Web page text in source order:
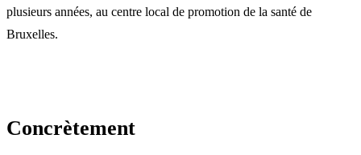
plusieurs années, au centre local de promotion de la santé de
Bruxelles.
Concrètement